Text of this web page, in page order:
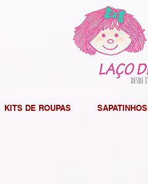
KITS DE ROUPAS SAPATINHOS